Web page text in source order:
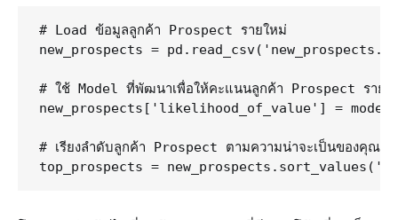
# Load ข้อมูลลูกค้า Prospect รายใหม่
new_prospects =
# ใช้ Model ที่พัฒนาเพื่อให้คะแนนลูกค้า Prospect รายใ
new_prospects['likelihood_of_value'] =
# เรียงลำดับลูกค้า Prospect ตามความน่าจะเป็นของคุณค่